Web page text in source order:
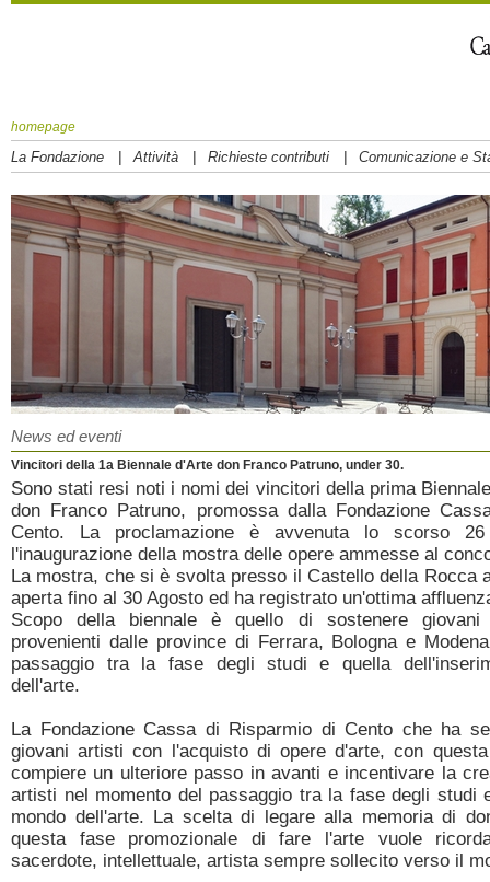
homepage
La Fondazione | Attività | Richieste contributi | Comunicazione e
News ed eventi
Vincitori della 1a Biennale d'Arte don Franco Patruno, under 30.
Sono stati resi noti i nomi dei vincitori della prima
don Franco Patruno, promossa dalla Fondazione
Cento. La proclamazione è avvenuta lo scorso 26
l'inaugurazione della mostra delle opere ammesse al
La mostra, che si è svolta presso il Castello della Rocca
aperta fino al 30 Agosto ed ha registrato un'ottima
Scopo della biennale è quello di sostenere
provenienti dalle province di Ferrara, Bologna e
passaggio tra la fase degli studi e quella
dell'arte.
La Fondazione Cassa di Risparmio di Cento che ha
giovani artisti con l'acquisto di opere d'arte, con
compiere un ulteriore passo in avanti e incentivare la
artisti nel momento del passaggio tra la fase degli studi
mondo dell'arte. La scelta di legare alla memoria di
questa fase promozionale di fare l'arte vuole
sacerdote, intellettuale, artista sempre sollecito verso il